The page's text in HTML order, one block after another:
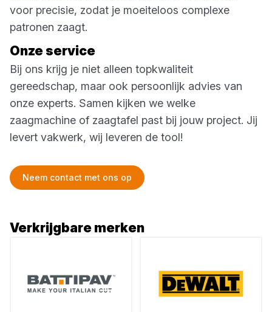
voor precisie, zodat je moeiteloos complexe
patronen zaagt.
Onze service
Bij ons krijg je niet alleen topkwaliteit
gereedschap, maar ook persoonlijk advies van
onze experts. Samen kijken we welke
zaagmachine of zaagtafel past bij jouw project. Jij
levert vakwerk, wij leveren de tool!
Neem contact met ons op
Verkrijgbare merken